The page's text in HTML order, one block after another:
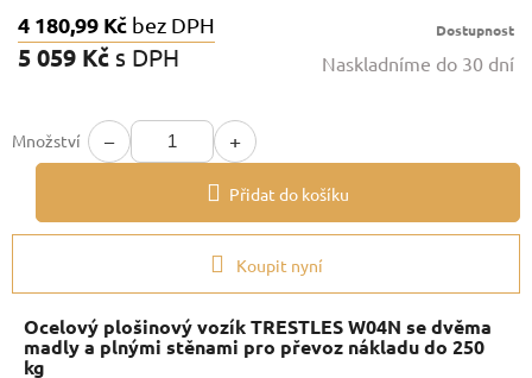
4 180,99 Kč bez DPH
5 059 Kč s DPH
Dostupnost
Naskladníme do 30 dní
Množství − +
Přidat do košíku
Koupit nyní
Ocelový plošinový vozík TRESTLES W04N se dvěma
madly a plnými stěnami pro převoz nákladu do 250
kg